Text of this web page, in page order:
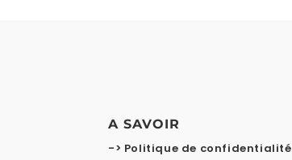
A SAVOIR
-> Politique de confidentialité